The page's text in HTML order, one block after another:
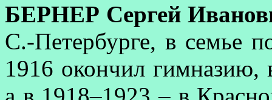
БЕРНЕР Сергей
С.-Петербурге, в семье
1916 окончил гимназию,